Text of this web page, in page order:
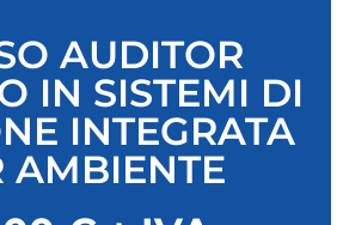
AUDITOR
IN SISTEMI DI
INTEGRATA
AMBIENTE